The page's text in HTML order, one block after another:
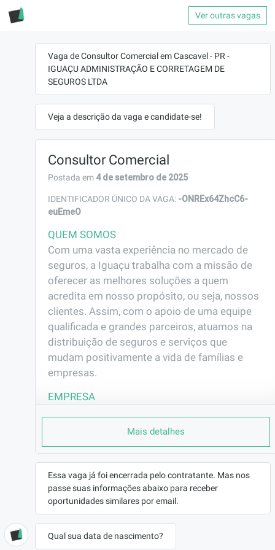
Ver outras vagas
Vaga de Consultor Comercial em Cascavel - PR -
IGUAÇU ADMINISTRAÇÃO E CORRETAGEM DE
SEGUROS LTDA
Veja a descrição da vaga e candidate-se!
Consultor Comercial
Postada em 4 de setembro de 2025
IDENTIFICADOR ÚNICO DA VAGA: -ONREx64ZhcC6-
euEmeO
QUEM SOMOS
Com uma vasta experiência no mercado de
seguros, a Iguaçu trabalha com a missão de
oferecer as melhores soluções a quem
acredita em nosso propósito, ou seja, nossos
clientes. Assim, com o apoio de uma equipe
qualificada e grandes parceiros, atuamos na
distribuição de seguros e serviços que
mudam positivamente a vida de famílias e
empresas.
EMPRESA
CONTRATO
Prestador de Serviços (PJ)
REMUNERAÇÃO
a combinar
VAGA AFIRMATIVA
Não
Mais detalhes
Essa vaga já foi encerrada pelo contratante. Mas nos
passe suas informações abaixo para receber
oportunidades similares por email.
Qual sua data de nascimento?